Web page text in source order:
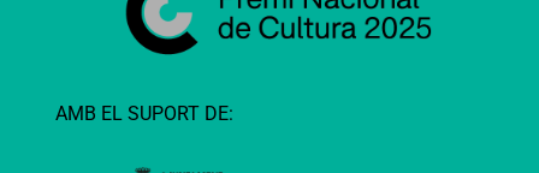
AMB EL SUPORT DE: